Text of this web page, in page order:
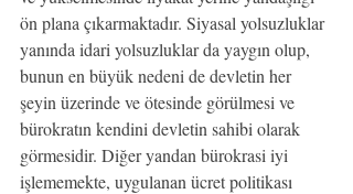
ön plana çıkarmaktadır. Siyasal yolsuzluklar
yanında idari yolsuzluklar da yaygın olup,
bunun en büyük nedeni de devletin her
şeyin üzerinde ve ötesinde görülmesi ve
bürokratın kendini devletin sahibi olarak
görmesidir. Diğer yandan bürokrasi iyi
işlememekte, uygulanan ücret politikası